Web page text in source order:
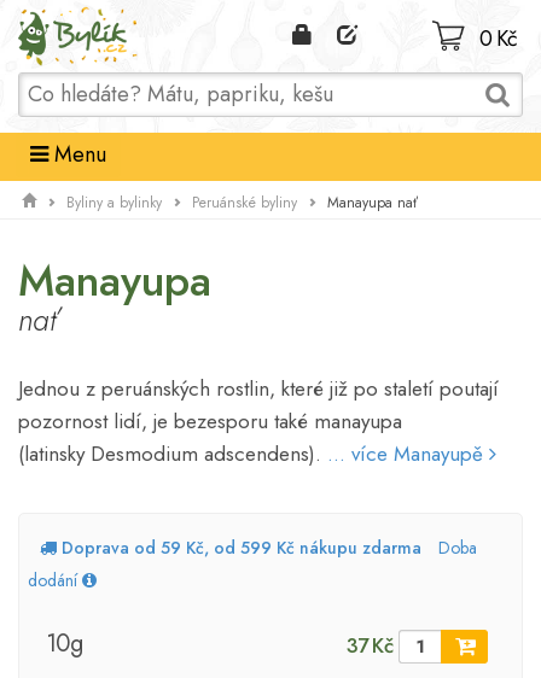
Domů
0 Kč
Menu
Byliny a bylinky Peruánské byliny Manayupa nať
Manayupa
nať
Jednou z peruánských rostlin, které již po staletí poutají
pozornost lidí, je bezesporu také manayupa
(latinsky Desmodium adscendens). ... více Manayupě
Doprava od 59 Kč, od 599 Kč nákupu zdarma
Doba
dodání
10g 37 Kč